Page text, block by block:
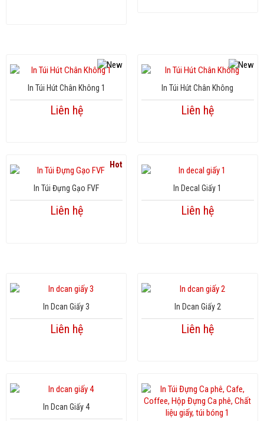
In Túi Hút Chân Không 1
Liên hệ
In Túi Hút Chân Không
Liên hệ
Hot
In Túi Đựng Gạo FVF
Liên hệ
In Decal Giấy 1
Liên hệ
In Dcan Giấy 3
Liên hệ
In Dcan Giấy 2
Liên hệ
In Dcan Giấy 4